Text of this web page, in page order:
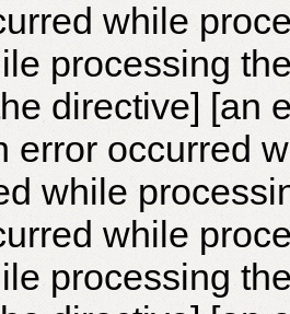
while
processing
directive] [an
error occurred
while
while
processing